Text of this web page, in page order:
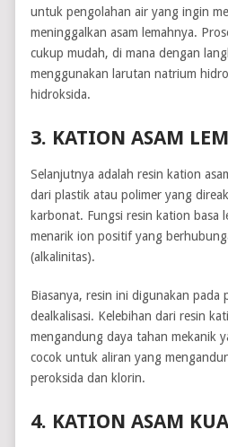
untuk pengolahan air yang ingin
meninggalkan asam lemahnya.
cukup mudah, di mana dengan
menggunakan larutan natrium
hidroksida.
3. KATION ASAM
Selanjutnya adalah resin kation
dari plastik atau polimer yang
karbonat. Fungsi resin kation basa
menarik ion positif yang
(alkalinitas).
Biasanya, resin ini digunakan pada
dealkalisasi. Kelebihan dari resin
mengandung daya tahan mekanik
cocok untuk aliran yang
peroksida dan klorin.
4. KATION ASAM